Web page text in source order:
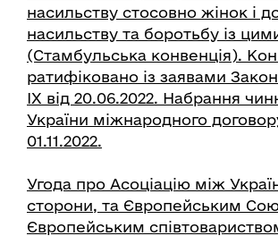
насильству стосовно жінок і
насильству та боротьбу із
(Стамбульська конвенція).
ратифіковано із заявами
IX від 20.06.2022. Набрання
України міжнародного
01.11.2022.
Угода про Асоціацію між
сторони, та Європейським
Європейським